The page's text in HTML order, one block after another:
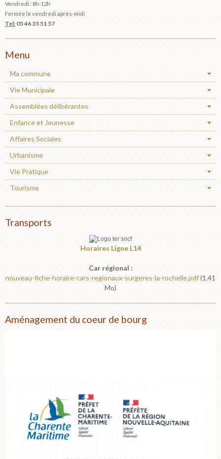
Vendredi : 8h-12h
Fermée le vendredi après-midi
Tel: 05 46 35 51 57
Menu
Ma commune
Vie Municipale
Assemblées délibérantes
Enfance et Jeunesse
Affaires Sociales
Urbanisme
Vie Pratique
Tourisme
Transports
Horaires Ligne L14
Car régional :
nouveau-fiche-horaire-cars-regionaux-surgeres-la-rochelle.pdf(1.41
Mo)
Aménagement du coeur de bourg